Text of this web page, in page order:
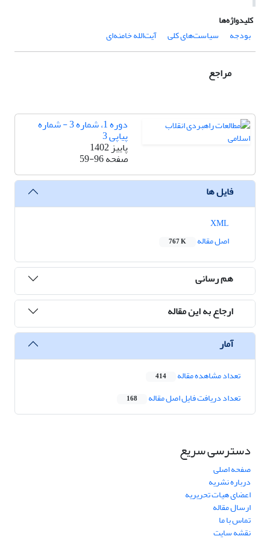
کلیدواژه‌ها
بودجه
سیاست‌های کلی آیت‌الله خامنه‌ای
مراجع
دوره 1، شماره 3 - شماره
پیاپی 3
پاییز 1402
صفحه59-96
فایل ها
اصل مقاله
767 K
هم رسانی
ارجاع به این مقاله
آمار
تعداد مشاهده مقاله 414
تعداد دریافت فایل اصل مقاله 168
دسترسی سریع
صفحه اصلی
درباره نشریه
اعضای هیات تحریریه
ارسال مقاله
تماس با ما
نقشه سایت